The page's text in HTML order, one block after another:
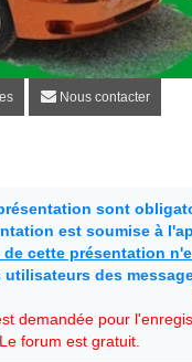
Nous contacter
sont
est soumise à
cette présentation
des
demandée pour
forum est gratuit.